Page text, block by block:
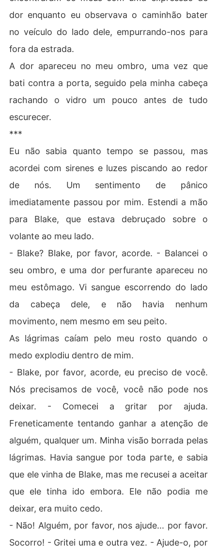
dor enquanto eu observava o caminhão bater
no veículo do lado dele, empurrando-nos para
fora da estrada.
A dor apareceu no meu ombro, uma vez que
bati contra a porta, seguido pela minha cabeça
rachando o vidro um pouco antes de tudo
escurecer.
***
Eu não sabia quanto tempo se passou, mas
acordei com sirenes e luzes piscando ao redor
de nós. Um sentimento de pânico
imediatamente passou por mim. Estendi a mão
para Blake, que estava debruçado sobre o
volante ao meu lado.
- Blake? Blake, por favor, acorde. - Balancei o
seu ombro, e uma dor perfurante apareceu no
meu estômago. Vi sangue escorrendo do lado
da cabeça dele, e não havia nenhum
movimento, nem mesmo em seu peito.
As lágrimas caíam pelo meu rosto quando o
medo explodiu dentro de mim.
- Blake, por favor, acorde, eu preciso de você.
Nós precisamos de você, você não pode nos
deixar. - Comecei a gritar por ajuda.
Freneticamente tentando ganhar a atenção de
alguém, qualquer um. Minha visão borrada pelas
lágrimas. Havia sangue por toda parte, e sabia
que ele vinha de Blake, mas me recusei a aceitar
que ele tinha ido embora. Ele não podia me
deixar, era muito cedo.
- Não! Alguém, por favor, nos ajude... por favor.
Socorro! - Gritei uma e outra vez. - Ajude-o, por